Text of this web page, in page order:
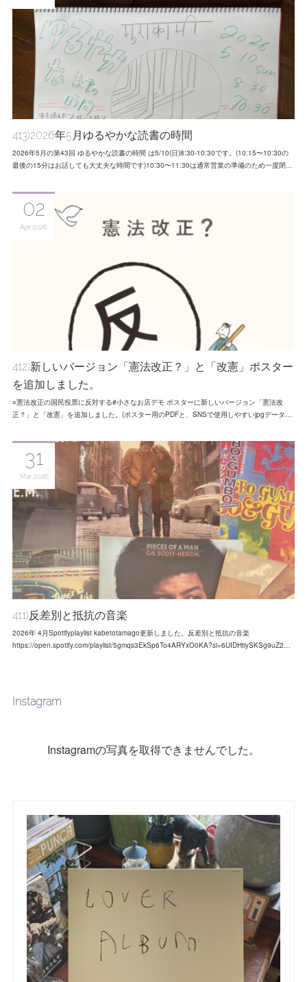
413)2026年5月ゆるやかな読書の時間
2026年5月の第43回 ゆるやかな読書の時間 は5/10(日)8:30-10:30です。(10:15〜10:30の
最後の15分はお話しても大丈夫な時間です)10:30〜11:30は通常営業の準備のため一度閉…
412)新しいバージョン「憲法改正？」と「改憲」ポスター
を追加しました。
○憲法改正の国民投票に反対する#小さなお店デモ ポスターに新しいバージョン「憲法改
正？」と「改憲」を追加しました。(ポスター用のPDFと、SNSで使用しやすいjpgデータ…
02
Apr 2026
411)反差別と抵抗の音楽
2026年 4月Spotifyplaylist kabetotamago更新しました。反差別と抵抗の音楽
https://open.spotify.com/playlist/5gmqs3EkSp6To4ARYxO0KA?si=6UIDHtiySKSg9uZ2…
31
Mar 2026
Instagram
Instagramの写真を取得できませんでした。